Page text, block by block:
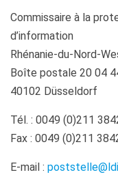
Commissaire à la
d’information
Rhénanie-du-Nord-
Boîte postale 20 04
40102 Düsseldorf
Tél. : 0049 (0)211
Fax : 0049 (0)211
E-mail :